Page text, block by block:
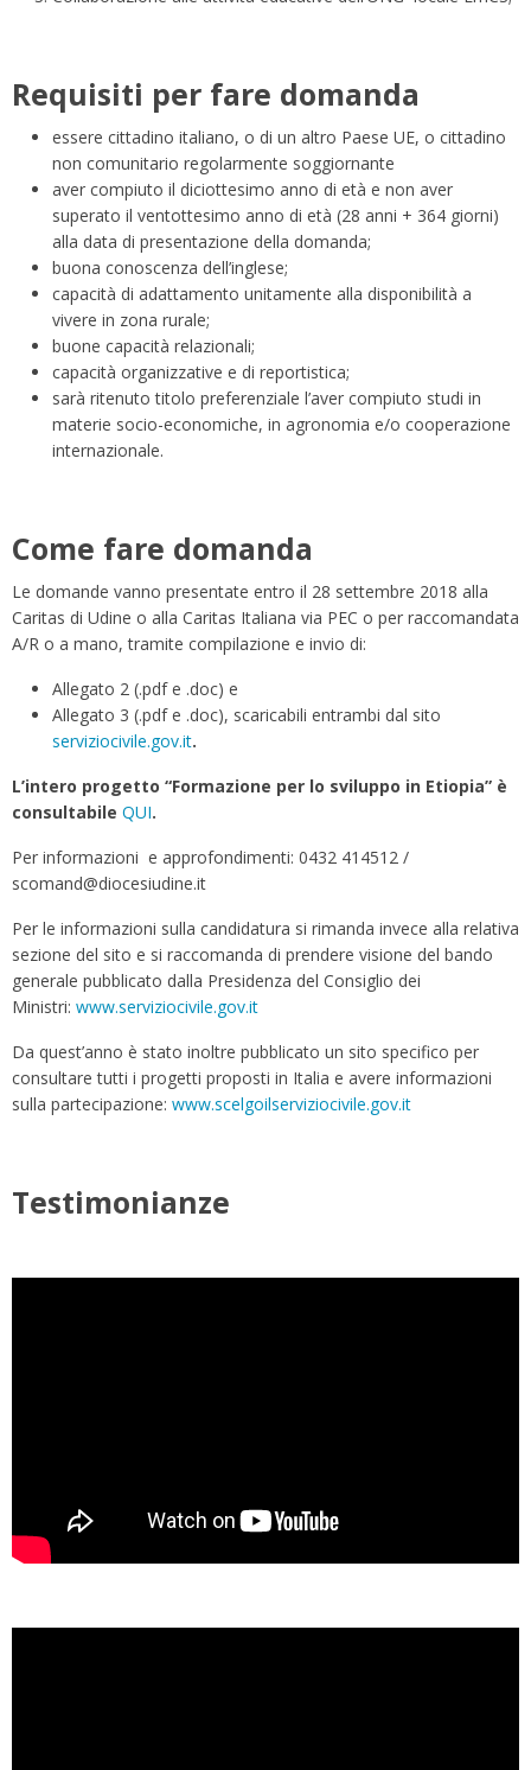
Requisiti per fare domanda
essere cittadino italiano, o di un altro Paese UE, o cittadino
non comunitario regolarmente soggiornante
aver compiuto il diciottesimo anno di età e non aver
superato il ventottesimo anno di età (28 anni + 364 giorni)
alla data di presentazione della domanda;
buona conoscenza dell’inglese;
capacità di adattamento unitamente alla disponibilità a
vivere in zona rurale;
buone capacità relazionali;
capacità organizzative e di reportistica;
sarà ritenuto titolo preferenziale l’aver compiuto studi in
materie socio-economiche, in agronomia e/o cooperazione
internazionale.
Come fare domanda
Le domande vanno presentate entro il 28 settembre 2018 alla
Caritas di Udine o alla Caritas Italiana via PEC o per raccomandata
A/R o a mano, tramite compilazione e invio di:
Allegato 2 (.pdf e .doc) e
Allegato 3 (.pdf e .doc), scaricabili entrambi dal sito
serviziocivile.gov.it.
L’intero progetto “Formazione per lo sviluppo in Etiopia” è
consultabile QUI.
Per informazioni e approfondimenti: 0432 414512 /
scomand@diocesiudine.it
Per le informazioni sulla candidatura si rimanda invece alla relativa
sezione del sito e si raccomanda di prendere visione del bando
generale pubblicato dalla Presidenza del Consiglio dei
Ministri: www.serviziocivile.gov.it
Da quest’anno è stato inoltre pubblicato un sito specifico per
consultare tutti i progetti proposti in Italia e avere informazioni
sulla partecipazione: www.scelgoilserviziocivile.gov.it
Testimonianze